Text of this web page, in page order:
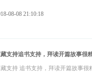
08-08 21:10:18
支持追书支持，拜读开篇故事很
支持 追书支持，拜读开篇故事很